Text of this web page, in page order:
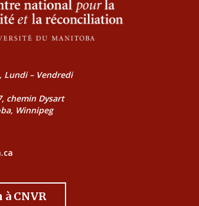
Lundi – Vendredi
chemin Dysart
Winnipeg
à CNVR